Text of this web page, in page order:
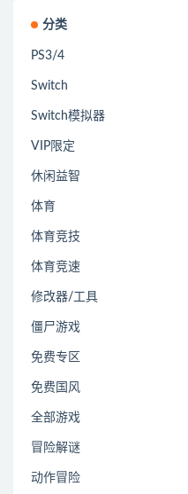
分类
PS3/4
Switch
Switch模拟器
VIP限定
休闲益智
体育
体育竞技
体育竞速
修改器/工具
僵尸游戏
免费专区
免费国风
全部游戏
冒险解谜
动作冒险